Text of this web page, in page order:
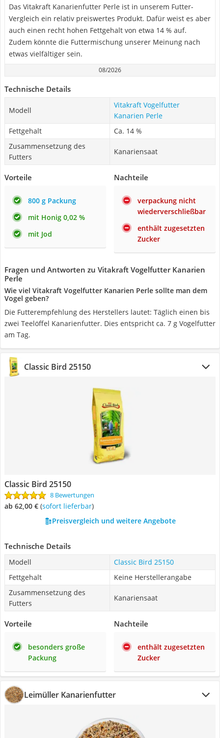
Das Vitakraft Kanarienfutter Perle ist in unserem Futter-
Vergleich ein relativ preiswertes Produkt. Dafür weist es aber
auch einen recht hohen Fettgehalt von etwa 14 % auf.
Zudem könnte die Futtermischung unserer Meinung nach
etwas vielfältiger sein.
08/2026
Technische Details
Modell
Vitakraft Vogelfutter
Kanarien Perle
Fettgehalt
Ca. 14 %
Zusammensetzung des
Futters
Kanariensaat
Vorteile
800 g Packung
mit Honig 0,02 %
mit Jod
Nachteile
verpackung nicht
wiederverschließbar
enthält zugesetzten
Zucker
Fragen und Antworten zu Vitakraft Vogelfutter Kanarien
Perle
Wie viel Vitakraft Vogelfutter Kanarien Perle sollte man dem
Vogel geben?
Die Futterempfehlung des Herstellers lautet: Täglich einen bis
zwei Teelöffel Kanarienfutter. Dies entspricht ca. 7 g Vogelfutter
am Tag.
Classic Bird 25150
Classic Bird 25150
8 Bewertungen
ab 62,00 € ( Sofort lieferbar)
Preisvergleich und weitere Angebote
Technische Details
Modell
Classic Bird 25150
Fettgehalt
Keine Herstellerangabe
Zusammensetzung des
Futters
Kanariensaat
Vorteile
besonders große
Packung
Nachteile
enthält zugesetzten
Zucker
Leimüller Kanarienfutter